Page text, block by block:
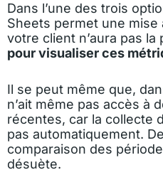
Dans l’une des trois
Sheets permet une mise
votre client n’aura pas la
pour visualiser ces
Il se peut même que,
n’ait même pas accès à
récentes, car la collecte
pas automatiquement.
comparaison des
désuète.